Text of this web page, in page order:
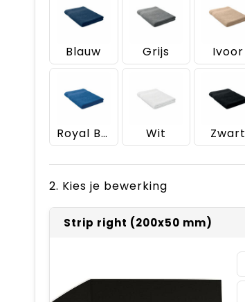
Blauw Grijs Ivoor
Royal Blauw Wit Zwart
2. Kies je bewerking
Strip right (200x50 mm)